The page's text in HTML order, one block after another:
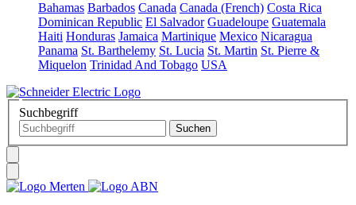
Bahamas Barbados Canada Canada (French) Costa Rica
Dominican Republic El Salvador Guadeloupe Guatemala
Haiti Honduras Jamaica Martinique Mexico Nicaragua
Panama St. Barthelemy St. Lucia St. Martin St. Pierre &
Miquelon Trinidad And Tobago USA
Suchbegriff